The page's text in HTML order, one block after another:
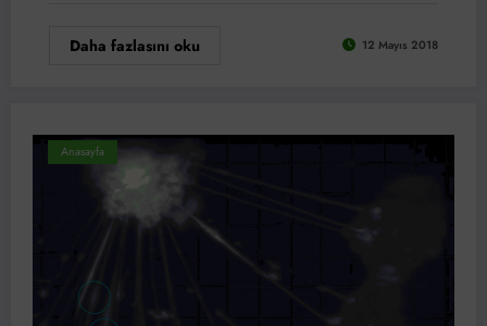
Daha fazlasını oku 12 Mayıs 2018
Anasayfa